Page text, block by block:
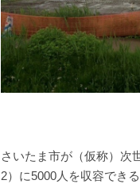
さいたま市が（仮称）次
2）に5000人を収容でき